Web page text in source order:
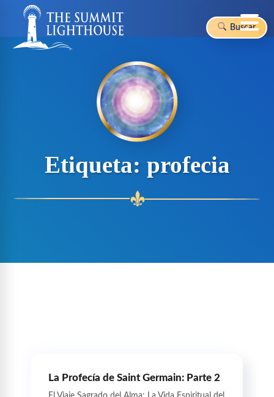
Buscar
Etiqueta: profecia
La Profecía de Saint Germain: Parte 2